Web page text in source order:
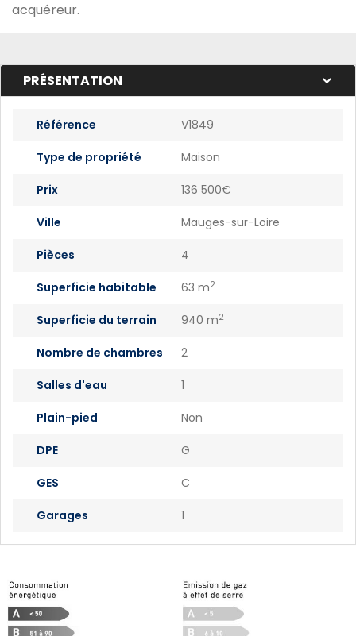
acquéreur.
PRÉSENTATION
Référence V1849
Type de propriété Maison
Prix 136 500€
Ville Mauges-sur-Loire
Pièces 4
Superficie habitable 63 m2
Superficie du terrain 940 m2
Nombre de chambres 2
Salles d'eau 1
Plain-pied Non
DPE G
GES C
Garages 1